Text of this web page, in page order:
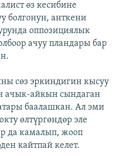
өз кесибине
болгонун, анткени
оппозициялык
ачуу пландары бар
сөз эркиндигин кысуу
ачык-айкын сындаган
баалашкан. Ал эми
өлтүргөндөр эле
да камалып, жооп
кайтпай келет.